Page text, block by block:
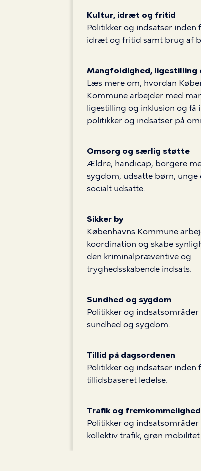
Kultur, idræt og fritid
Politikker og indsatser inden
idræt og fritid samt brug af
Mangfoldighed, ligestilling
Læs mere om, hvordan
Kommune arbejder med
ligestilling og inklusion og få
politikker og indsatser på
Omsorg og særlig støtte
Ældre, handicap, borgere
sygdom, udsatte børn, unge
socialt udsatte.
Sikker by
Københavns Kommune
koordination og skabe
den kriminalpræventive og
tryghedsskabende indsats.
Sundhed og sygdom
Politikker og
sundhed og sygdom.
Tillid på dagsordenen
Politikker og indsatser inden
tillidsbaseret ledelse.
Trafik og fremkommelighed
Politikker og
kollektiv trafik, grøn